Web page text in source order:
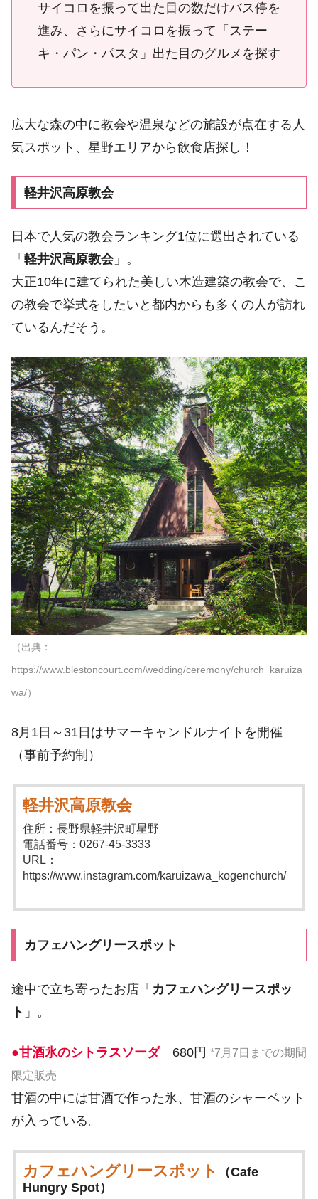
サイコロを振って出た目の数だけバス停を
進み、さらにサイコロを振って「ステー
キ・パン・パスタ」出た目のグルメを探す
広大な森の中に教会や温泉などの施設が点在する人
気スポット、星野エリアから飲食店探し！
軽井沢高原教会
日本で人気の教会ランキング1位に選出されている
「 軽井沢高原教会」。
大正10年に建てられた美しい木造建築の教会で、こ
の教会で挙式をしたいと都内からも多くの人が訪れ
ているんだそう。
（出典：
https://www.blestoncourt.com/wedding/ceremony/church_karuiza
wa/）
8月1日～31日はサマーキャンドルナイトを開催
（事前予約制）
軽井沢高原教会
住所：長野県軽井沢町星野
電話番号：0267-45-3333
URL：
https://www.instagram.com/karuizawa_kogenchurch/
カフェハングリースポット
途中で立ち寄ったお店「 カフェハングリースポッ
ト 」。
●甘酒氷のシトラスソーダ680円 *7月7日までの期間
限定販売
甘酒の中には甘酒で作った氷、甘酒のシャーベット
が入っている。
カフェハングリースポット
（Cafe
Hungry Spot）